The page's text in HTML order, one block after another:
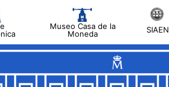
Museo Casa de la
Moneda
SIAEN